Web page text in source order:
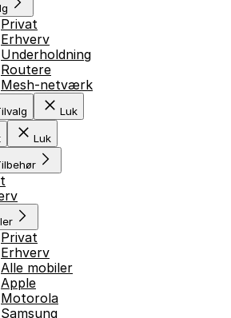
Privat
Erhverv
Underholdning
Routere
Mesh-netværk
Luk
Luk
Privat
Erhverv
Alle mobiler
Apple
Motorola
Samsung